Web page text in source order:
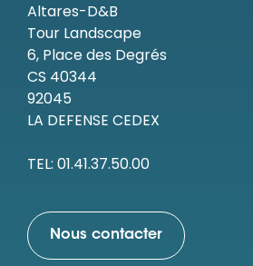
Altares-D&B
Tour Landscape
6, Place des Degrés
CS 40344
92045
LA DEFENSE CEDEX
TEL: 01.41.37.50.00
Nous contacter